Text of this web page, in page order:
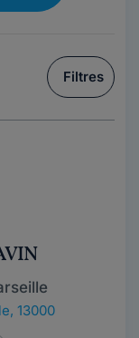
Filtres
13000